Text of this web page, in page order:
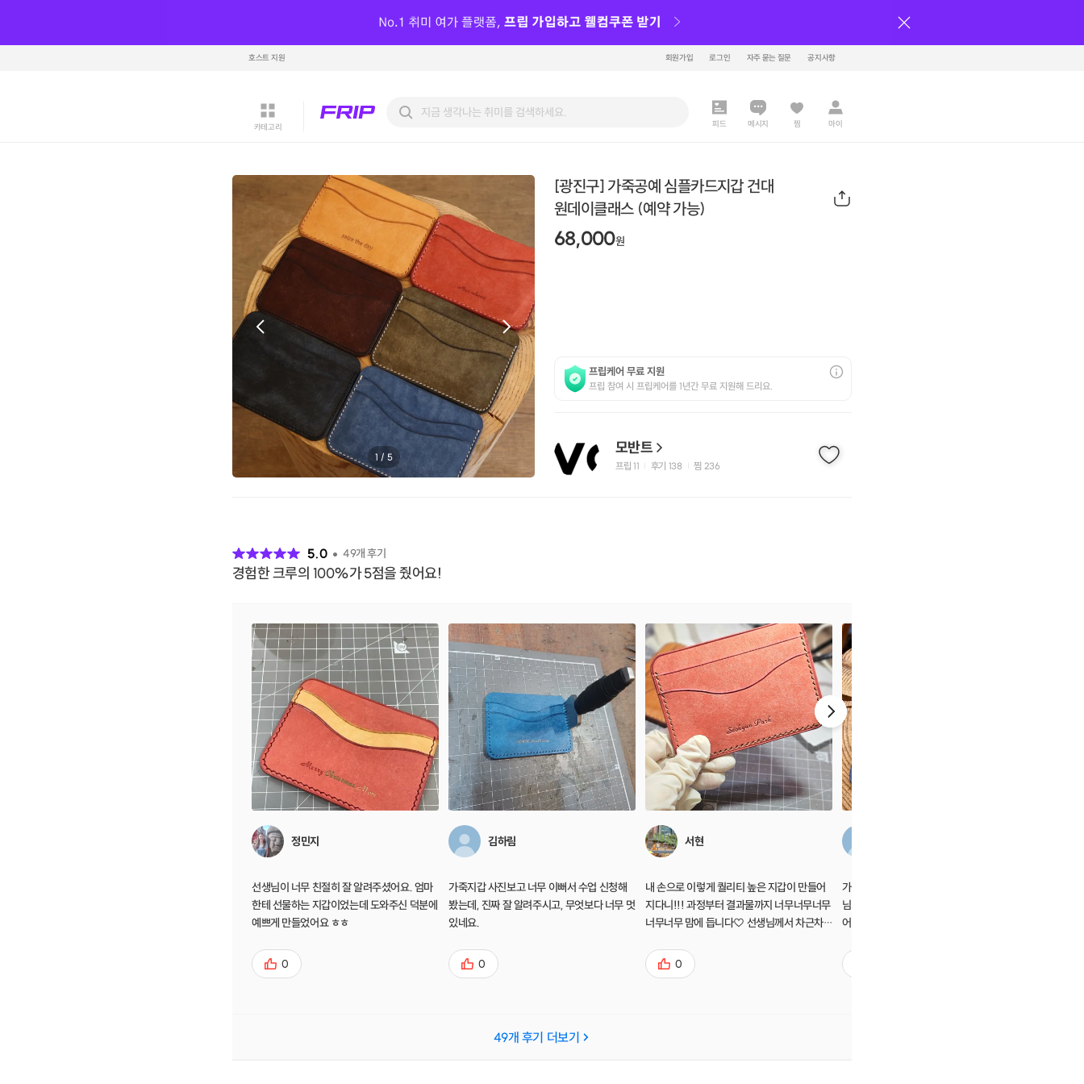
호스트 지원 회원가입 로그인 자주 묻는 질문 공지사항
카테고리 피드 메시지 찜 마이
1 / 5
[광진구] 가죽공예 심플카드지갑 건대
원데이클래스 (예약 가능)
68,000원
프립케어 무료 지원
프립 참여 시 프립케어를 1년간 무료 지원해 드리요.
모반트
프립 11 후기 138 찜 236
5.0 49개 후기
경험한 크루의 100%가 5점을 줬어요!
정민지
선생님이 너무 친절히 잘 알려주셨어요. 엄마
한테 선물하는 지갑이었는데 도와주신 덕분에
예쁘게 만들었어요 ㅎㅎ
0
김하림
가죽지갑 사진보고 너무 이뻐서 수업 신청해
봤는데, 진짜 잘 알려주시고, 무엇보다 너무 멋
있네요.
0
서현
내 손으로 이렇게 퀄리티 높은 지갑이 만들어
지다니!!! 과정부터 결과물까지 너무너무너무
너무너무 맘에 듭니다♡ 선생님께서 차근차
로 또 수업 들으러 가겠습니다🤸‍♂️
0
가죽공예는 처음이라 걱정 많이 했는데 선생
님이 진짜 너무너무 친절하시고 재밌으셔서
어렵지 않게 즐겁게 만들 수 있었던 것 같아요!
요!! 다음에는 다른 원데이 클래스도 받으러
가겠습니다~ㅎㅎ
49개 후기 더보기